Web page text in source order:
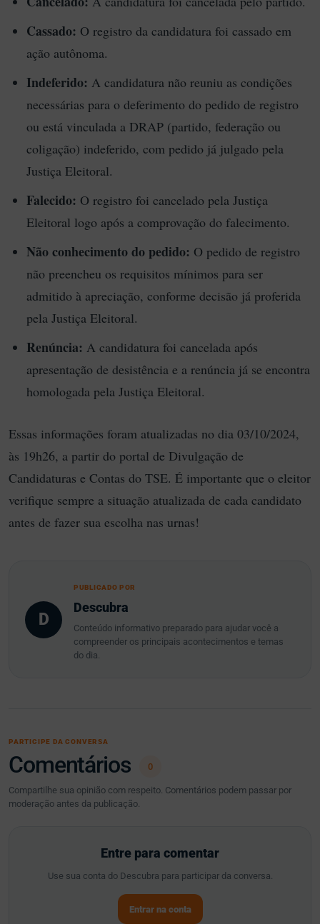
Cassado: O registro da candidatura foi cassado em
ação autônoma.
Indeferido: A candidatura não reuniu as condições
necessárias para o deferimento do pedido de registro
ou está vinculada a DRAP (partido, federação ou
coligação) indeferido, com pedido já julgado pela
Justiça Eleitoral.
Falecido: O registro foi cancelado pela Justiça
Eleitoral logo após a comprovação do falecimento.
Não conhecimento do pedido: O pedido de registro
não preencheu os requisitos mínimos para ser
admitido à apreciação, conforme decisão já proferida
pela Justiça Eleitoral.
Renúncia: A candidatura foi cancelada após
apresentação de desistência e a renúncia já se encontra
homologada pela Justiça Eleitoral.
Essas informações foram atualizadas no dia 03/10/2024,
às 19h26, a partir do portal de Divulgação de
Candidaturas e Contas do TSE. É importante que o eleitor
verifique sempre a situação atualizada de cada candidato
antes de fazer sua escolha nas urnas!
D
PUBLICADO POR
Descubra
Conteúdo informativo preparado para ajudar você a
compreender os principais acontecimentos e temas
do dia.
PARTICIPE DA CONVERSA
Comentários 0
Compartilhe sua opinião com respeito. Comentários podem passar por
moderação antes da publicação.
Entre para comentar
Use sua conta do Descubra para participar da conversa.
Entrar na conta